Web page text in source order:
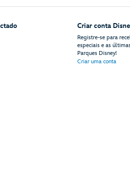
Criar conta
Registre-se para
especiais e as
Parques Disney!
Criar uma conta